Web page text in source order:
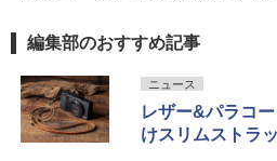
編集部のおすすめ記事
ニュース
レザー&パラコ
けスリムストラ